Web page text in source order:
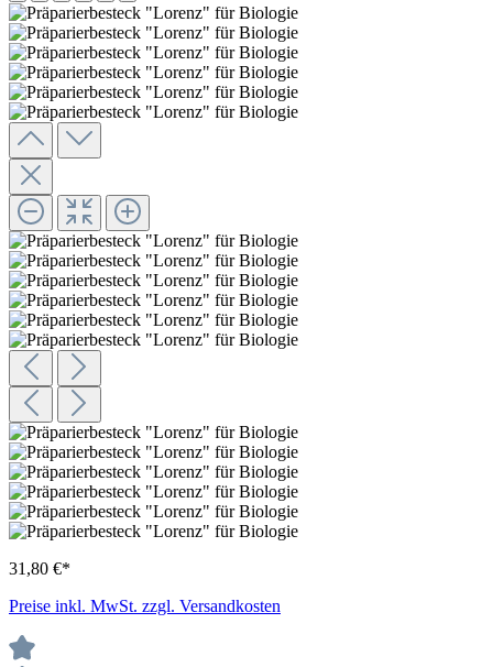
31,80 €*
Preise inkl. MwSt. zzgl. Versandkosten